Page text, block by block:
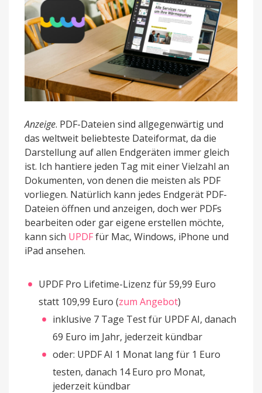
Anzeige. PDF-Dateien sind allgegenwärtig und
das weltweit beliebteste Dateiformat, da die
Darstellung auf allen Endgeräten immer gleich
ist. Ich hantiere jeden Tag mit einer Vielzahl an
Dokumenten, von denen die meisten als PDF
vorliegen. Natürlich kann jedes Endgerät PDF-
Dateien öffnen und anzeigen, doch wer PDFs
bearbeiten oder gar eigene erstellen möchte,
kann sich UPDFfür Mac, Windows, iPhone und
iPad ansehen.
UPDF Pro Lifetime-Lizenz für 59,99 Euro
statt 109,99 Euro (zum Angebot)
inklusive 7 Tage Test für UPDF AI, danach
69 Euro im Jahr, jederzeit kündbar
oder: UPDF AI 1 Monat lang für 1 Euro
testen, danach 14 Euro pro Monat,
jederzeit kündbar